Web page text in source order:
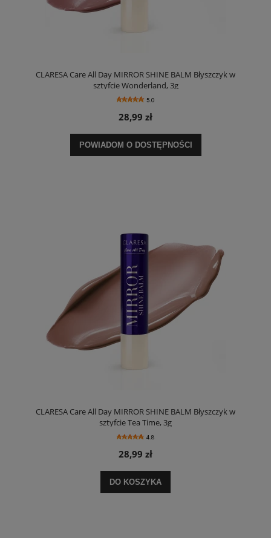
CLARESA Care All Day MIRROR SHINE BALM Błyszczyk w
sztyfcie Wonderland, 3g
5.0
28,99 zł
POWIADOM O DOSTĘPNOŚCI
CLARESA Care All Day MIRROR SHINE BALM Błyszczyk w
sztyfcie Tea Time, 3g
4.8
28,99 zł
DO KOSZYKA